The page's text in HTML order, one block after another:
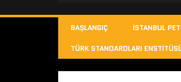
BAŞLANGIÇ İSTANBUL
TÜRK STANDARDLARI